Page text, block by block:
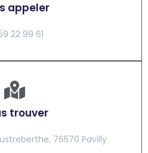
appeler
22 99 61
trouver
76570 Pavilly